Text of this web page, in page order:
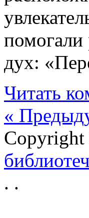
помогали
дух:
Читать
«
. .